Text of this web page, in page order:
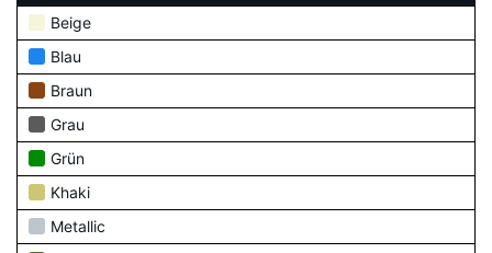
Beige
Blau
Braun
Grau
Grün
Khaki
Metallic